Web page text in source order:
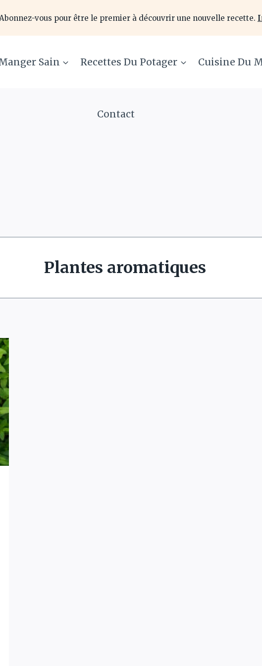
Abonnez-vous pour être le premier à découvrir une nouvelle recette.
Sain Recettes Du Potager Cuisine Du
Contact
Plantes aromatiques